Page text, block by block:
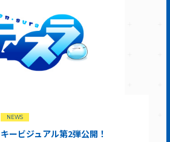
NEWS
キービジュアル第2弾公開！